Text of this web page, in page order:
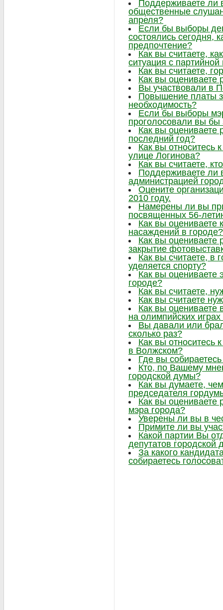
Поддерживаете ли
общественные
апреля?
Если бы выборы
состоялись сегодня,
предпочтение?
Как вы считаете,
ситуация с
Как вы считаете,
Как вы оцениваете
Вы участвовали в
Повышение платы
необходимость?
Если бы выборы
проголосовали вы
Как вы оцениваете
последний год?
Как вы относитесь
улице Логинова?
Как вы считаете,
Поддерживаете ли
администрацией
Оцените
2010 году.
Намерены ли вы
посвященных 56-
Как вы оцениваете
насаждений в городе?
Как вы оцениваете
закрытие
Как вы считаете, в
уделяется спорту?
Как вы оцениваете
городе?
Как вы считаете,
Как вы считаете
Как вы оцениваете
на олимпийских
Вы давали или
сколько раз?
Как вы относитесь
в Волжском?
Где вы
Кто, по Вашему
городской думы?
Как вы думаете,
председателя
Как вы оцениваете
мэра города?
Уверены ли вы в
Примите ли вы
Какой партии Вы
депутатов городской
За какого
собираетесь